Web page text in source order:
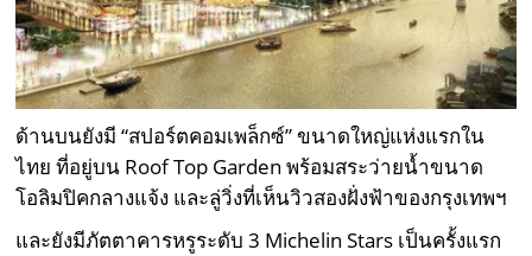
ด้านบนยังมี “สปอร์ตคอมเพล็กซ์” ขนาดใหญ่แห่งแรกใน
ไทย ที่อยู่บน Roof Top Garden พร้อมสระว่ายน้ำขนาด
โอลิมปิคกลางแจ้ง และลู่วิ่งที่เห็นวิวสองฝั่งฟ้าของกรุงเทพฯ
และยังมีภัตตาคารหรูระดับ 3 Michelin Stars เป็นครั้งแรก